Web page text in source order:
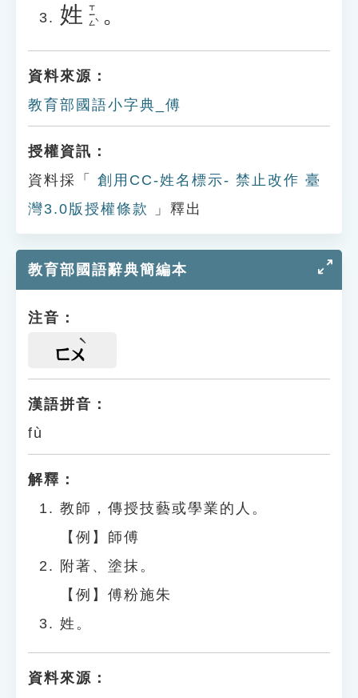
姓 ㄒㄧㄥˋ 。
資料來源：
教育部國語小字典_傅
授權資訊：
資料採「
創用CC-姓名標示- 禁止改作 臺
灣3.0版授權條款
」釋出
教育部國語辭典簡編本
注音：
ㄈㄨ
漢語拼音：
fù
解釋：
教師，傳授技藝或學業的人。
【例】師傅
附著、塗抹。
【例】傅粉施朱
姓。
資料來源：